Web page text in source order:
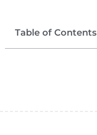
Table of Contents